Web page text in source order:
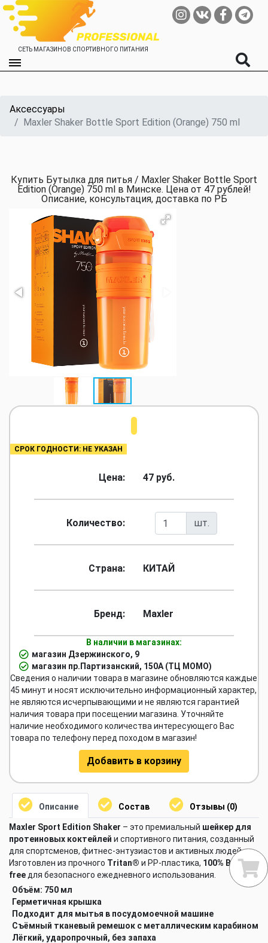
СЕТЬ МАГАЗИНОВ СПОРТИВНОГО ПИТАНИЯ
Аксессуары
Maxler Shaker Bottle Sport Edition (Orange) 750 ml
Купить Бутылка для питья / Maxler Shaker Bottle Sport
Edition (Orange) 750 ml в Минске. Цена от 47 рублей!
Описание, консультация, доставка по РБ
СРОК ГОДНОСТИ: НЕ УКАЗАН
Цена: 47 руб.
Количество: шт.
Страна: КИТАЙ
Бренд: Maxler
В наличии в магазинах:
магазин Дзержинского, 9
магазин пр.Партизанский, 150А (ТЦ МОМО)
Сведения о наличии товара в магазине обновляются каждые
45 минут и носят исключительно информационный характер,
не являются исчерпывающими и не являются гарантией
наличия товара при посещении магазина. Уточняйте
наличие необходимого количества интересующего Вас
товара по телефону перед походом в магазин!
Добавить в корзину
Описание Состав Отзывы (0)
Maxler Sport Edition Shaker – это премиальный шейкер для
протеиновых коктейлей и спортивного питания, созданный
для спортсменов, фитнес-энтузиастов и активных людей.
Изготовлен из прочного Tritan® и PP-пластика, 100% BPA
free для безопасного ежедневного использования.
Объём: 750 мл
Герметичная крышка
Подходит для мытья в посудомоечной машине
Съёмный тканевый ремешок с металлическим карабином
Лёгкий, ударопрочный, без запаха